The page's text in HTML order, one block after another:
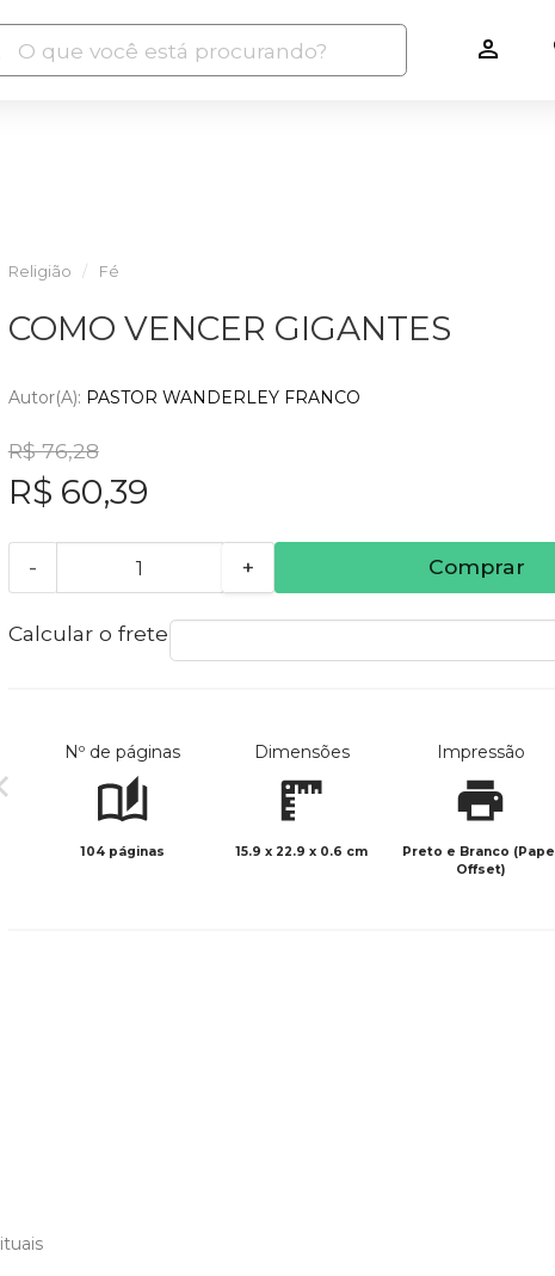
Religião Fé
COMO VENCER GIGANTES
Autor(a): PASTOR WANDERLEY FRANCO
R$ 76,28
R$ 60,39
- + Comprar
Calcular o frete
Nº de páginas
104 páginas
Dimensões
15.9 x 22.9 x 0.6 cm
Impressão
Preto e Branco (Papel
Offset)